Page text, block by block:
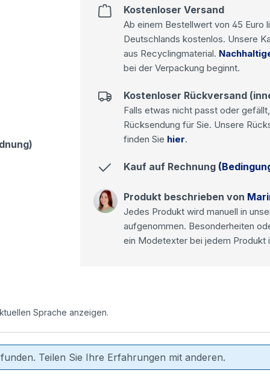
Kostenloser Versand
Ab einem Bestellwert von 45 Euro
Deutschlands kostenlos. Unsere
aus Recyclingmaterial.
bei der Verpackung beginnt.
Kostenloser Rückversand
Falls etwas nicht passt oder
Rücksendung für Sie. Unsere
finden Sie hier.
Kauf auf Rechnung
Produkt beschrieben von
Jedes Produkt wird manuell in
aufgenommen. Besonderheiten
ein Modetexter bei jedem Produkt
Sprache anzeigen.
Teilen Sie Ihre Erfahrungen mit anderen.